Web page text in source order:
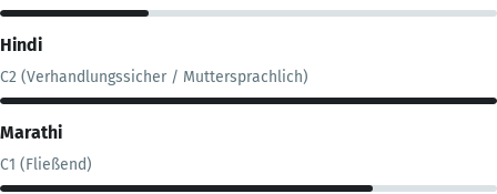
Hindi
C2 (Verhandlungssicher / Muttersprachlich)
Marathi
C1 (Fließend)